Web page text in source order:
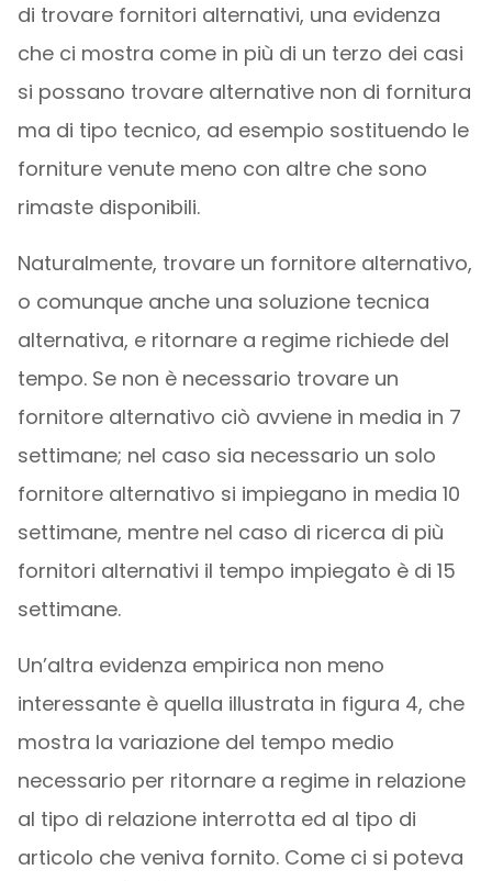
di trovare fornitori alternativi, una evidenza
che ci mostra come in più di un terzo dei casi
si possano trovare alternative non di fornitura
ma di tipo tecnico, ad esempio sostituendo le
forniture venute meno con altre che sono
rimaste disponibili.
Naturalmente, trovare un fornitore alternativo,
o comunque anche una soluzione tecnica
alternativa, e ritornare a regime richiede del
tempo. Se non è necessario trovare un
fornitore alternativo ciò avviene in media in 7
settimane; nel caso sia necessario un solo
fornitore alternativo si impiegano in media 10
settimane, mentre nel caso di ricerca di più
fornitori alternativi il tempo impiegato è di 15
settimane.
Un’altra evidenza empirica non meno
interessante è quella illustrata in figura 4, che
mostra la variazione del tempo medio
necessario per ritornare a regime in relazione
al tipo di relazione interrotta ed al tipo di
articolo che veniva fornito. Come ci si poteva